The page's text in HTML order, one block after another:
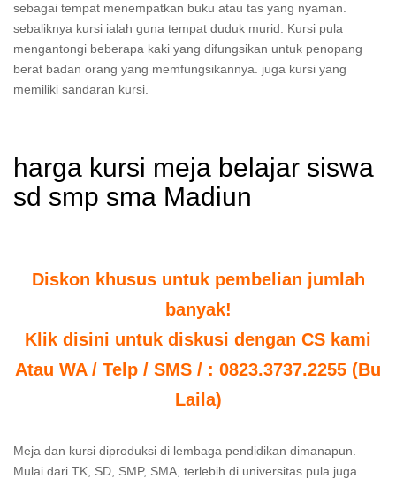
sebagai tempat menempatkan buku atau tas yang nyaman.
sebaliknya kursi ialah guna tempat duduk murid. Kursi pula
mengantongi beberapa kaki yang difungsikan untuk penopang
berat badan orang yang memfungsikannya. juga kursi yang
memiliki sandaran kursi.
harga kursi meja belajar siswa
sd smp sma Madiun
Diskon khusus untuk pembelian jumlah
banyak!
Klik disini untuk diskusi dengan CS kami
Atau WA / Telp / SMS / : 0823.3737.2255 (Bu
Laila)
Meja dan kursi diproduksi di lembaga pendidikan dimanapun.
Mulai dari TK, SD, SMP, SMA, terlebih di universitas pula juga